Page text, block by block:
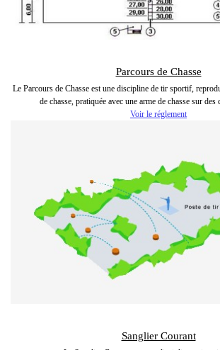
Parcours de Chasse
Le Parcours de Chasse est une discipline de tir sportif,
de chasse, pratiquée avec une arme de chasse sur
Voir le réglement
Sanglier Courant